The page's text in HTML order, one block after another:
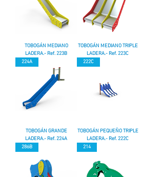
TOBOGÁN MEDIANO
LADERA.- Ref. 223B
TOBOGÁN MEDIANO TRIPLE
LADERA.- Ref. 223C
224A
TOBOGÁN GRANDE
LADERA.- Ref. 224A
222C
TOBOGÁN PEQUEÑO TRIPLE
LADERA.- Ref. 222C
286B
214